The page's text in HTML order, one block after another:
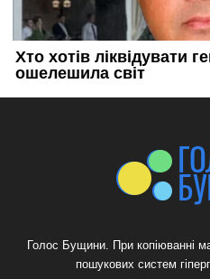
Голос Бущини. При копіюванні
пошукових систем